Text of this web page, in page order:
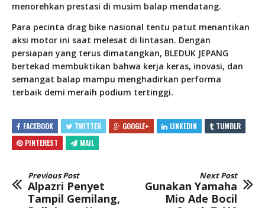
menorehkan prestasi di musim balap mendatang.
Para pecinta drag bike nasional tentu patut menantikan
aksi motor ini saat melesat di lintasan. Dengan
persiapan yang terus dimatangkan, BLEDUK JEPANG
bertekad membuktikan bahwa kerja keras, inovasi, dan
semangat balap mampu menghadirkan performa
terbaik demi meraih podium tertinggi.
FACEBOOK TWITTER GOOGLE+ LINKEDIN
TUMBLR
PINTEREST
MAIL
Previous Post
Alpazri Penyet
Tampil Gemilang,
Next Post
Gunakan Yamaha
Mio Ade Bocil